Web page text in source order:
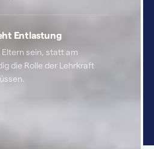
Entlastung
Eltern sein, statt am
die Rolle der Lehrkraft